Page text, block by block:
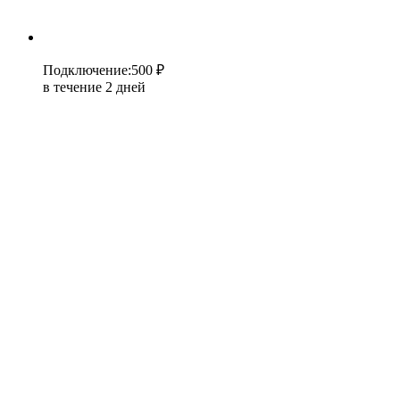
Подключение:500 ₽
в течение 2 дней